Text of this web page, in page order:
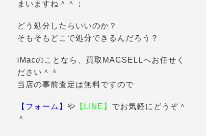
まいますね＾＾；
どう処分したらいいのか？
そもそもどこで処分できるんだろう？
iMacのことなら、買取MACSELLへお任せく
ださい＾＾
当店の事前査定は無料ですので
【フォーム】 や 【LINE】 でお気軽にどうぞ＾
＾